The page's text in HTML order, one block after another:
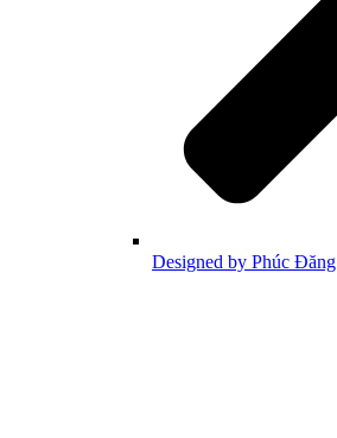
Designed by Phúc Đăng